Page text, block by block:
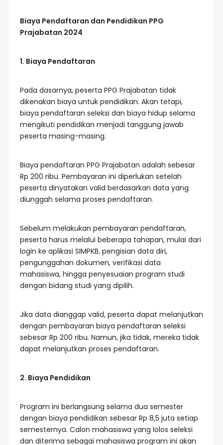
Biaya Pendaftaran dan Pendidikan PPG
Prajabatan 2024
1. Biaya Pendaftaran
Pada dasarnya, peserta PPG Prajabatan tidak
dikenakan biaya untuk pendidikan. Akan tetapi,
biaya pendaftaran seleksi dan biaya hidup selama
mengikuti pendidikan menjadi tanggung jawab
peserta masing-masing.
Biaya pendaftaran PPG Prajabatan adalah sebesar
Rp 200 ribu. Pembayaran ini diperlukan setelah
peserta dinyatakan valid berdasarkan data yang
diunggah selama proses pendaftaran.
Sebelum melakukan pembayaran pendaftaran,
peserta harus melalui beberapa tahapan, mulai dari
login ke aplikasi SIMPKB, pengisian data diri,
pengunggahan dokumen, verifikasi data
mahasiswa, hingga penyesuaian program studi
dengan bidang studi yang dipilih.
Jika data dianggap valid, peserta dapat melanjutkan
dengan pembayaran biaya pendaftaran seleksi
sebesar Rp 200 ribu. Namun, jika tidak, mereka tidak
dapat melanjutkan proses pendaftaran.
2. Biaya Pendidikan
Program ini berlangsung selama dua semester
dengan biaya pendidikan sebesar Rp 8,5 juta setiap
semesternya. Calon mahasiswa yang lolos seleksi
dan diterima sebagai mahasiswa program ini akan